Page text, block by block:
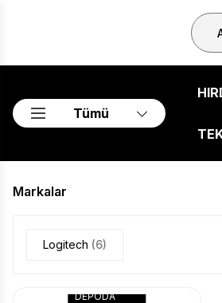
Tümü
Markalar
Logitech (6)
DEPODA